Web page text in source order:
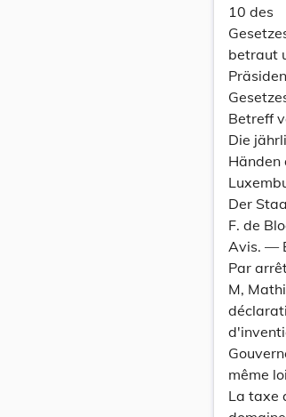
10 des
betraut
Betreff
Die
Händen
Der
F. de
Avis. —
Par
M,
même
La taxe